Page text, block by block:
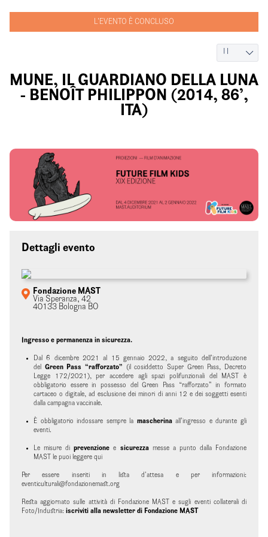
L'EVENTO È CONCLUSO
MUNE, IL GUARDIANO DELLA LUNA
- BENOÎT PHILIPPON (2014, 86’,
ITA)
Dettagli evento
Fondazione MAST
Via Speranza, 42
40133 Bologna BO
Ingresso e permanenza in sicurezza.
Dal 6 dicembre 2021 al 15 gennaio 2022, a seguito dell’introduzione
del Green Pass “rafforzato” (il cosiddetto Super Green Pass, Decreto
Legge 172/2021 ), per accedere agli spazi polifunzionali del MAST è
obbligatorio essere in possesso del Green Pass “rafforzato” in formato
cartaceo o digitale, ad esclusione dei minori di anni 12 e dei soggetti esenti
dalla campagna vaccinale.
È obbligatorio indossare sempre la mascherinaall’ingresso e durante gli
eventi.
Le misure diprevenzione e sicurezzamesse a punto dalla Fondazione
MAST le puoi leggere qui
Per essere inseriti in lista d'attesa e per informazioni:
eventiculturali@fondazionemast.org
Resta aggiornato sulle attività di Fondazione MAST e sugli eventi collaterali di
Foto/Industria: iscriviti alla newsletter di Fondazione MAST